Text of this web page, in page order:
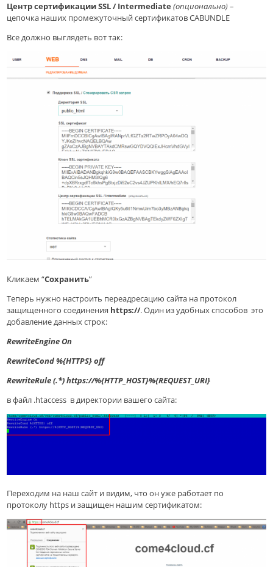
Центр сертификации SSL / Intermediate (опционально)­ –
цепочка наших промежуточный сертификатов CABUNDLE
Все должно выглядеть вот так:
Кликаем “Сохранить”
Теперь нужно настроить переадресацию сайта на протокол
защищенного соединения https://. Один из удобных способов ­ это
добавление данных строк:
RewriteEngine On
RewriteCond %{HTTPS} off
RewriteRule (.*) https://%{HTTP_HOST}%{REQUEST_URI}
в файл .htaccess в директории вашего сайта:
Переходим на наш сайт и видим, что он уже работает по
протоколу https и защищен нашим сертификатом: